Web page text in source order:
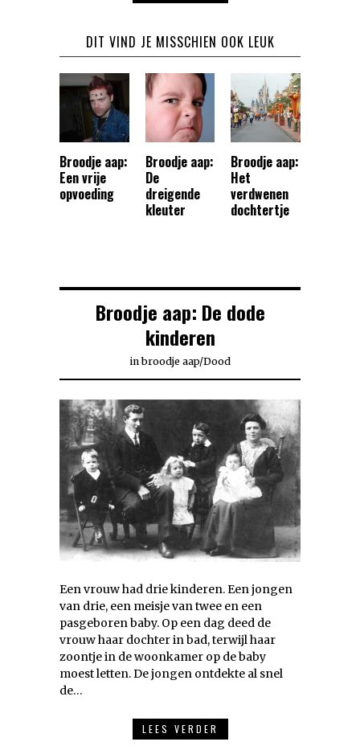
DIT VIND JE MISSCHIEN OOK LEUK
Broodje aap:
Een vrije
opvoeding
Broodje aap:
De
dreigende
kleuter
Broodje aap:
Het
verdwenen
dochtertje
Broodje aap: De dode
kinderen
in broodje aap/Dood
Een vrouw had drie kinderen. Een jongen
van drie, een meisje van twee en een
pasgeboren baby. Op een dag deed de
vrouw haar dochter in bad, terwijl haar
zoontje in de woonkamer op de baby
moest letten. De jongen ontdekte al snel
de…
LEES VERDER